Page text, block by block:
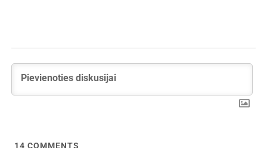
14 COMMENTS